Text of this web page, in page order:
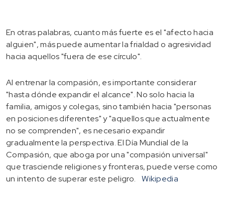
En otras palabras, cuanto más fuerte es el "afecto hacia
alguien", más puede aumentar la frialdad o agresividad
hacia aquellos "fuera de ese círculo".
Al entrenar la compasión, es importante considerar
"hasta dónde expandir el alcance". No solo hacia la
familia, amigos y colegas, sino también hacia "personas
en posiciones diferentes" y "aquellos que actualmente
no se comprenden", es necesario expandir
gradualmente la perspectiva. El Día Mundial de la
Compasión, que aboga por una "compasión universal"
que trasciende religiones y fronteras, puede verse como
un intento de superar este peligro.
Wikipedia